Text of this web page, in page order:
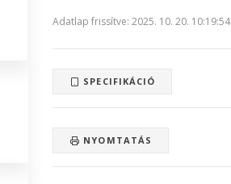
Adatlap frissítve: 2025. 10. 20. 10:19:54
SPECIFIKÁCIÓ
NYOMTATÁS